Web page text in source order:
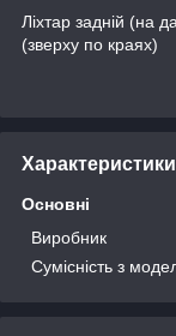
Ліхтар задній (на
(зверху по краях)
Характеристики
Основні
Виробник
Сумісність з